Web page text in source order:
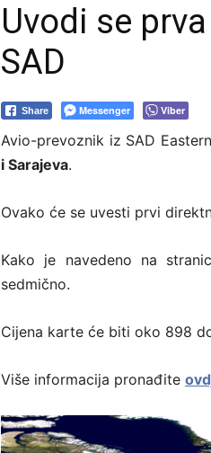
Uvodi se
SAD
Share Messenger Viber
Avio-prevoznik iz SAD
i Sarajeva.
Ovako će se uvesti prvi
Kako je navedeno na
sedmično.
Cijena karte će biti oko 898
Više informacija pronađite